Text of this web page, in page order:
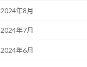
2024年8月
2024年7月
2024年6月